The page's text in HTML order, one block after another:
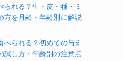
られる？生・皮・種・ミ
方を月齢・年齢別に解説
べられる？初めての与え
試し方・年齢別の注意点